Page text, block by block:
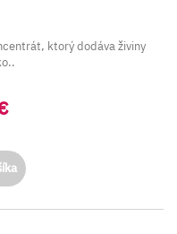
ktorý dodáva živiny